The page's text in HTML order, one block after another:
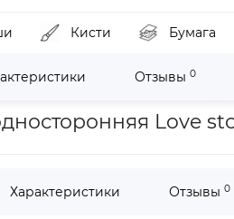
Кисти Бумага
Отзывы 0
кардмейкинг Бумага
Love
Характеристики Отзывы 0